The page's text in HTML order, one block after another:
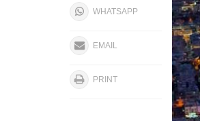
WHATSAPP
EMAIL
PRINT